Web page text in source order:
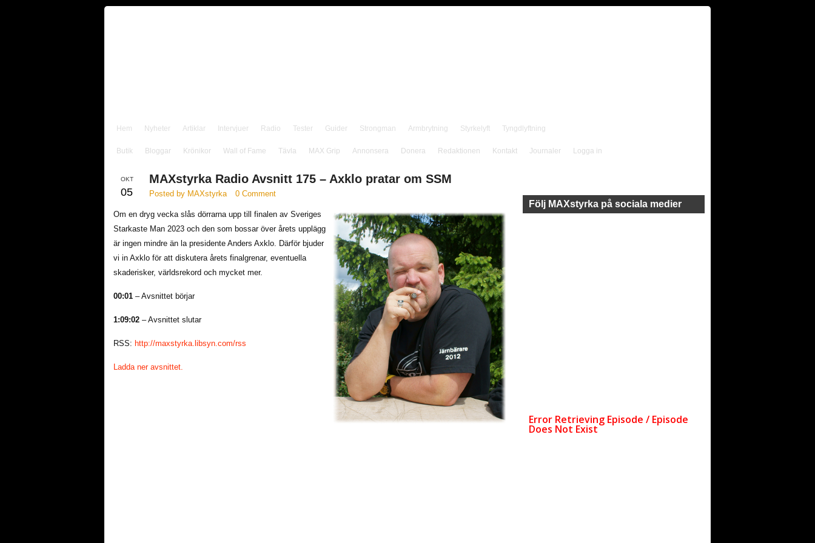
Hem Nyheter Artiklar Intervjuer Radio Tester Guider Strongman Armbrytning Styrkelyft Tyngdlyftning
Butik Bloggar Krönikor Wall of Fame Tävla MAX Grip Annonsera Donera Redaktionen Kontakt Journaler Logga in
OKT
05
MAXstyrka Radio Avsnitt 175 – Axklo pratar om SSM
Posted by MAXstyrka 0 Comment
Om en dryg vecka slås dörrarna upp till finalen av Sveriges
Starkaste Man 2023 och den som bossar över årets upplägg
är ingen mindre än la presidente Anders Axklo. Därför bjuder
vi in Axklo för att diskutera årets finalgrenar, eventuella
skaderisker, världsrekord och mycket mer.
00:01 – Avsnittet börjar
1:09:02 – Avsnittet slutar
RSS: http://maxstyrka.libsyn.com/rss
Ladda ner avsnittet.
Följ MAXstyrka på sociala medier